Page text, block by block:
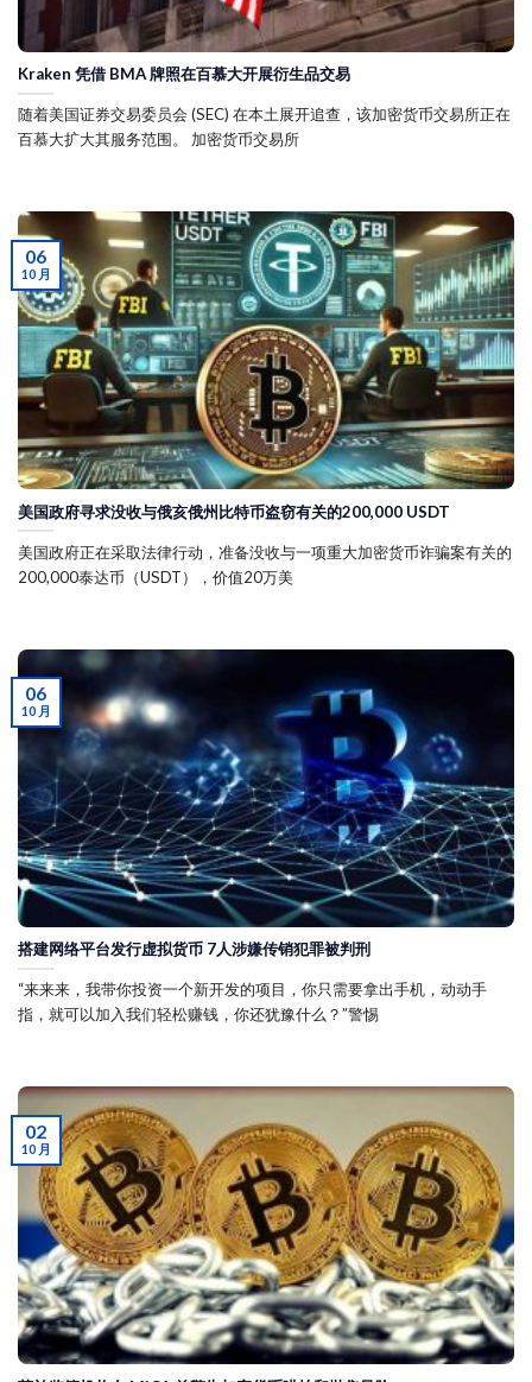
Kraken 凭借 BMA 牌照在百慕大开展衍生品交易
随着美国证券交易委员会 (SEC) 在本土展开追查，该加密货币交易所正在
百慕大扩大其服务范围。 加密货币交易所
美国政府寻求没收与俄亥俄州比特币盗窃有关的200,000 USDT
美国政府正在采取法律行动，准备没收与一项重大加密货币诈骗案有关的
200,000泰达币（USDT），价值20万美
06
10 月
搭建网络平台发行虚拟货币 7人涉嫌传销犯罪被判刑
“来来来，我带你投资一个新开发的项目，你只需要拿出手机，动动手
指，就可以加入我们轻松赚钱，你还犹豫什么？”警惕
06
10 月
02
10 月